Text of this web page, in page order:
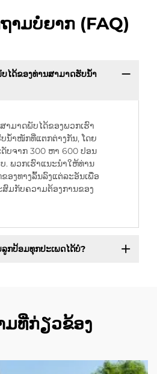
າມບໍ່ຍາກ (FAQ)
ໄດ້ຂອງທ່ານສາມາດຮັບນ້ຳ
າມາດພັບໄດ້ຂອງພວກເຮົາ
ນ້ຳໜັກທີ່ແຕກຕ່າງກັນ, ໂດຍ
ບຈາກ 300 ຫາ 600 ປອນ
. ພວກເຮົາແນະນຳໃຫ້ທ່ານ
ອງທາງລົ້ນລົງແຕ່ລະອັນເພື່ອ
ມກັບຄວາມຕ້ອງການຂອງ
ກປ້ອມທຸກປະເພດໄດ້ບໍ?
ມທີ່ກ່ຽວຂ້ອງ